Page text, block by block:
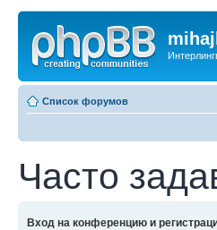
Список форумов
Часто
Вход на конференцию и